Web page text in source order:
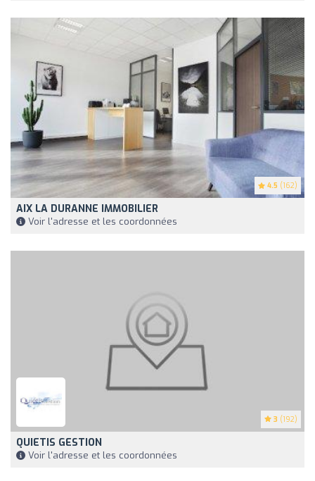
4.5 (162)
AIX LA DURANNE IMMOBILIER
Voir l'adresse et les coordonnées
3 (192)
QUIETIS GESTION
Voir l'adresse et les coordonnées